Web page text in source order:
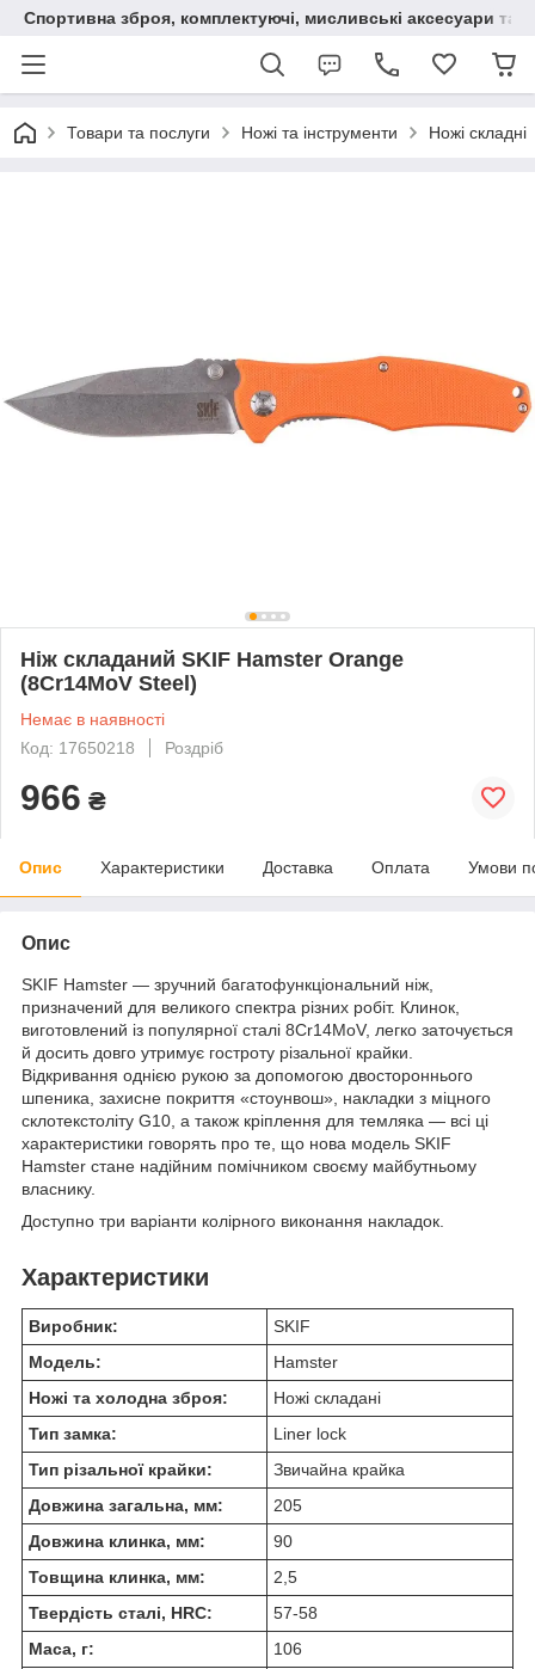
Спортивна зброя, комплектуючі, мисливські аксесуари та
Товари та послуги Ножі та інструменти Ножі складні
Ніж складаний SKIF Hamster Orange
(8Cr14MoV Steel)
Немає в наявності
Код: 17650218
Роздріб
966 ₴
Опис Характеристики Доставка Оплата Умови
Опис
SKIF Hamster — зручний багатофункціональний ніж,
призначений для великого спектра різних робіт. Клинок,
виготовлений із популярної сталі 8Cr14MoV, легко заточується
й досить довго утримує гостроту різальної крайки.
Відкривання однією рукою за допомогою двостороннього
шпеника, захисне покриття «стоунвош», накладки з міцного
склотекстоліту G10, а також кріплення для темляка — всі ці
характеристики говорять про те, що нова модель SKIF
Hamster стане надійним помічником своєму майбутньому
власнику.
Доступно три варіанти колірного виконання накладок.
Характеристики
Виробник:
SKIF
Модель:
Hamster
Ножі та холодна зброя:
Ножі складані
Тип замка:
Liner lock
Тип різальної крайки:
Звичайна крайка
Довжина загальна, мм:
205
Довжина клинка, мм:
90
Товщина клинка, мм:
2,5
Твердість сталі, HRC:
57-58
Маса, г:
106